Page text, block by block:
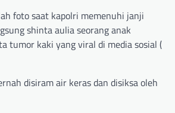
foto saat kapolri memenuhi janji
shinta aulia seorang anak
tumor kaki yang viral di media sosial (
disiram air keras dan disiksa oleh